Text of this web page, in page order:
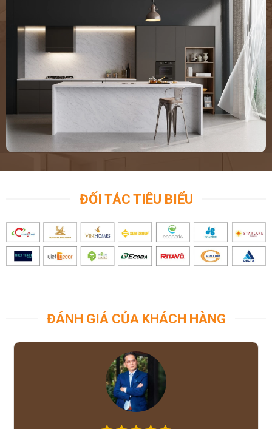
ĐỐI TÁC TIÊU BIỂU
ĐÁNH GIÁ CỦA KHÁCH HÀNG